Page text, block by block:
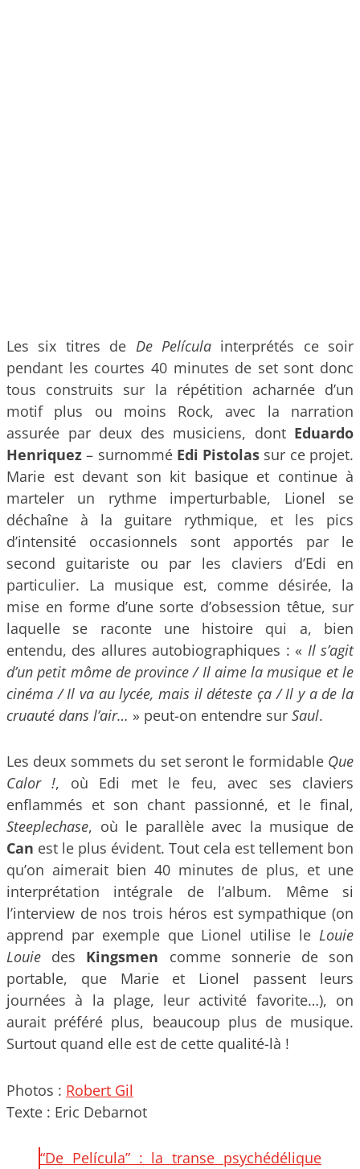
Les six titres de De Películainterprétés ce soir
pendant les courtes 40 minutes de set sont donc
tous construits sur la répétition acharnée d’un
motif plus ou moins Rock, avec la narration
assurée par deux des musiciens, dont Eduardo
Henriquez – surnommé Edi Pistolas sur ce projet.
Marie est devant son kit basique et continue à
marteler un rythme imperturbable, Lionel se
déchaîne à la guitare rythmique, et les pics
d’intensité occasionnels sont apportés par le
second guitariste ou par les claviers d’Edi en
particulier. La musique est, comme désirée, la
mise en forme d’une sorte d’obsession têtue, sur
laquelle se raconte une histoire qui a, bien
entendu, des allures autobiographiques : « Il s’agit
d’un petit môme de province / Il aime la musique et le
cinéma / Il va au lycée, mais il déteste ça / Il y a de la
cruauté dans l’air… » peut-on entendre sur Saul.
Les deux sommets du set seront le formidable Que
Calor !, où Edi met le feu, avec ses claviers
enflammés et son chant passionné, et le final,
Steeplechase, où le parallèle avec la musique de
Can est le plus évident. Tout cela est tellement bon
qu’on aimerait bien 40 minutes de plus, et une
interprétation intégrale de l’album. Même si
l’interview de nos trois héros est sympathique (on
apprend par exemple que Lionel utilise le Louie
Louie des Kingsmen comme sonnerie de son
portable, que Marie et Lionel passent leurs
journées à la plage, leur activité favorite…), on
aurait préféré plus, beaucoup plus de musique.
Surtout quand elle est de cette qualité-là !
Photos : Robert Gil
Texte : Eric Debarnot
“De Película” : la transe psychédélique